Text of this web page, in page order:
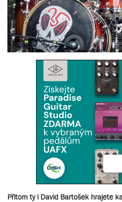
Přitom ty i David Bartošek hrajete